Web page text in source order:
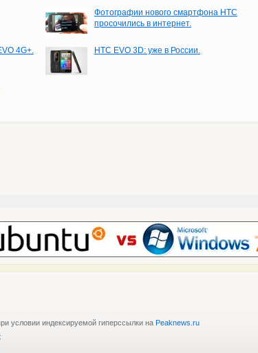
Фотографии нового смартфона HTС
просочились в интернет.
4G+. HTC EVO 3D: уже в России.
условии индексируемой гиперссылки на Peaknews.ru